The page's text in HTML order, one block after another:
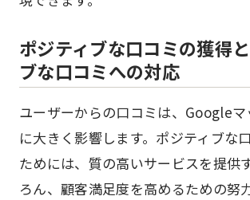
ポジティブな口コミの獲得
ブな口コミへの対応
ユーザーからの口コミは、Google
に大きく影響します。ポジティブな
ためには、質の高いサービスを提供
ろん、顧客満足度を高めるための努